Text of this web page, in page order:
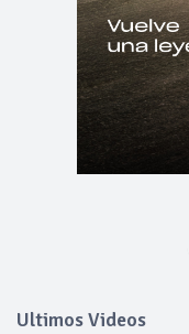
Ultimos Videos